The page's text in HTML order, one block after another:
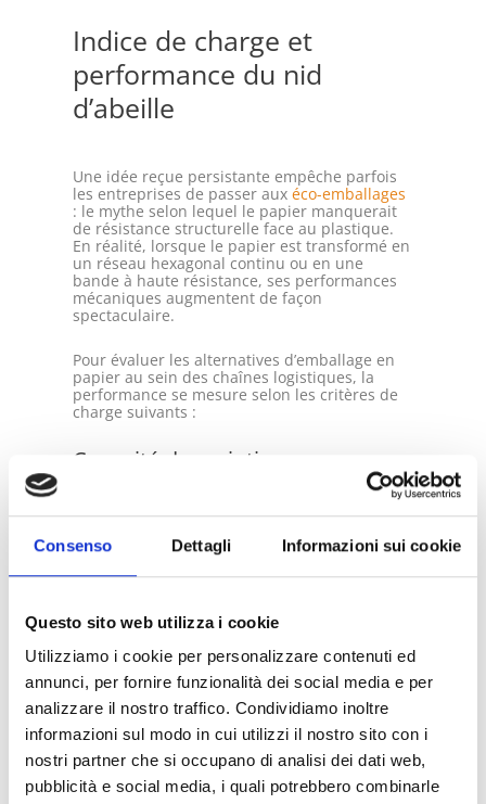
Consenso Dettagli Informazioni sui cookie
Questo sito web utilizza i cookie
Utilizziamo i cookie per personalizzare contenuti ed
annunci, per fornire funzionalità dei social media e per
analizzare il nostro traffico. Condividiamo inoltre
informazioni sul modo in cui utilizzi il nostro sito con i
nostri partner che si occupano di analisi dei dati web,
pubblicità e social media, i quali potrebbero combinarle
Indice de charge et
performance du nid
d’abeille
Une idée reçue persistante empêche parfois
les entreprises de passer aux éco-emballages
: le mythe selon lequel le papier manquerait
de résistance structurelle face au plastique.
En réalité, lorsque le papier est transformé en
un réseau hexagonal continu ou en une
bande à haute résistance, ses performances
mécaniques augmentent de façon
spectaculaire.
Pour évaluer les alternatives d’emballage en
papier au sein des chaînes logistiques, la
performance se mesure selon les critères de
charge suivants :
Capacité de maintien
Lorsque plusieurs cartons sont empilés
centrifuge lors des virages serrés du
camion ou des arrêts brusques du
chariot élévateur pousse la charge vers
l’extérieur. Le matériau d’emballage doit
suffisante pour maintenir l’ensemble
Performance : Les structures d’emballage en
papier à haute tension, dotées de fenêtres
d’extension découpées à l’emporte-pièce, sont
certifiées pour stabiliser des configurations
de palettes uniformes à température
ambiante pesant jusqu’à500 kg . Lorsque le
film est tendu autour de la palette, les fibres
de papier imbriquées forment une bande
rigide multicouche. Cette bande résiste à la